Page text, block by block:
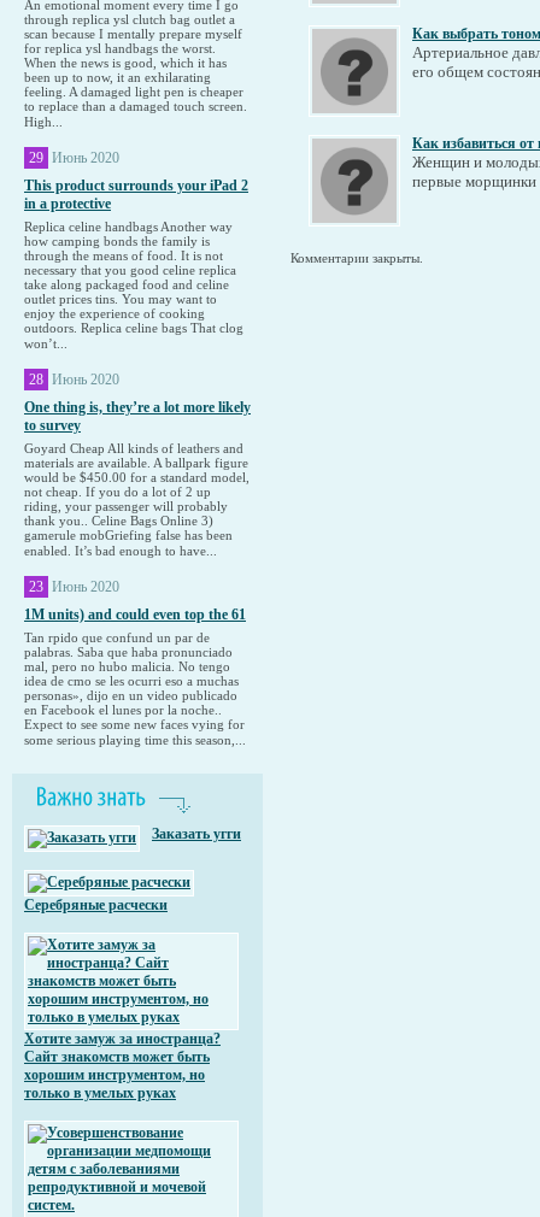
An emotional moment every time I go
through replica ysl clutch bag outlet a
scan because I mentally prepare myself
for replica ysl handbags the worst.
When the news is good, which it has
been up to now, it an exhilarating
feeling. A damaged light pen is cheaper
to replace than a damaged touch screen.
High...
29 Июнь 2020
This product surrounds your iPad 2
in a protective
Replica celine handbags Another way
how camping bonds the family is
through the means of food. It is not
necessary that you good celine replica
take along packaged food and celine
outlet prices tins. You may want to
enjoy the experience of cooking
outdoors. Replica celine bags That clog
won’t...
28 Июнь 2020
One thing is, they’re a lot more likely
to survey
Goyard Cheap All kinds of leathers and
materials are available. A ballpark figure
would be $450.00 for a standard model,
not cheap. If you do a lot of 2 up
riding, your passenger will probably
thank you.. Celine Bags Online 3)
gamerule mobGriefing false has been
enabled. It’s bad enough to have...
23 Июнь 2020
1M units) and could even top the 61
Tan rpido que confund un par de
palabras. Saba que haba pronunciado
mal, pero no hubo malicia. No tengo
idea de cmo se les ocurri eso a muchas
personas», dijo en un video publicado
en Facebook el lunes por la noche..
Expect to see some new faces vying for
some serious playing time this season,...
Заказать угги
Серебряные расчески
Хотите замуж за иностранца?
Сайт знакомств может быть
хорошим инструментом, но
только в умелых руках
Как выбрать
Артериальное
его общем
Как избавиться
Женщин и молодых
первые морщинки
Комментарии закрыты.